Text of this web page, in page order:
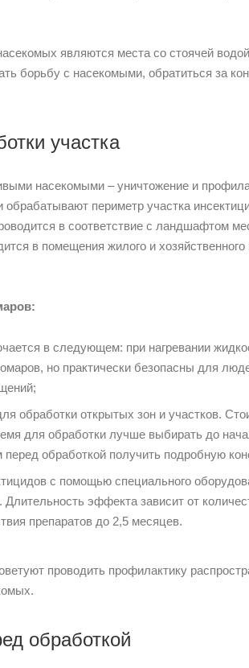
являются места со стоячей
борьбу с насекомыми, обратиться за
участка
насекомыми – уничтожение и
периметр участка
в соответствие с ландшафтом
в помещения жилого и
в следующем: при нагревании
но практически безопасны для
обработки открытых зон и участков.
для обработки лучше выбирать до
обработкой получить подробную
с помощью специального
Длительность эффекта зависит от
препаратов до 2,5 месяцев.
проводить профилактику
обработкой